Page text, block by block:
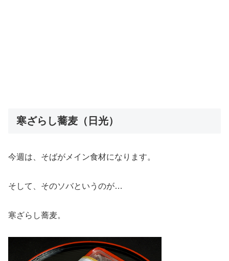
寒ざらし蕎麦（日光）
今週は、そばがメイン食材になります。
そして、そのソバというのが…
寒ざらし蕎麦。